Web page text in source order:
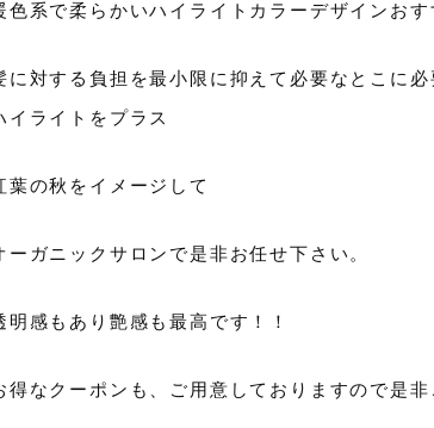
色系で柔らかいハイライトカラーデザインおす
に対する負担を最小限に抑えて必要なとこに必
イライトをプラス
葉の秋をイメージして
ーガニックサロンで是非お任せ下さい。
明感もあり艶感も最高です！！
得なクーポンも、ご用意しておりますので是非